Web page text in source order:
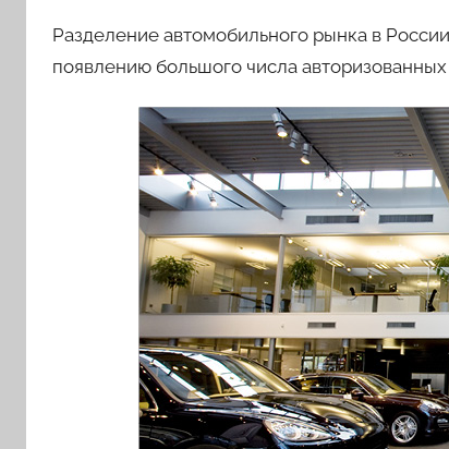
Разделение автомобильного рынка в
появлению большого числа